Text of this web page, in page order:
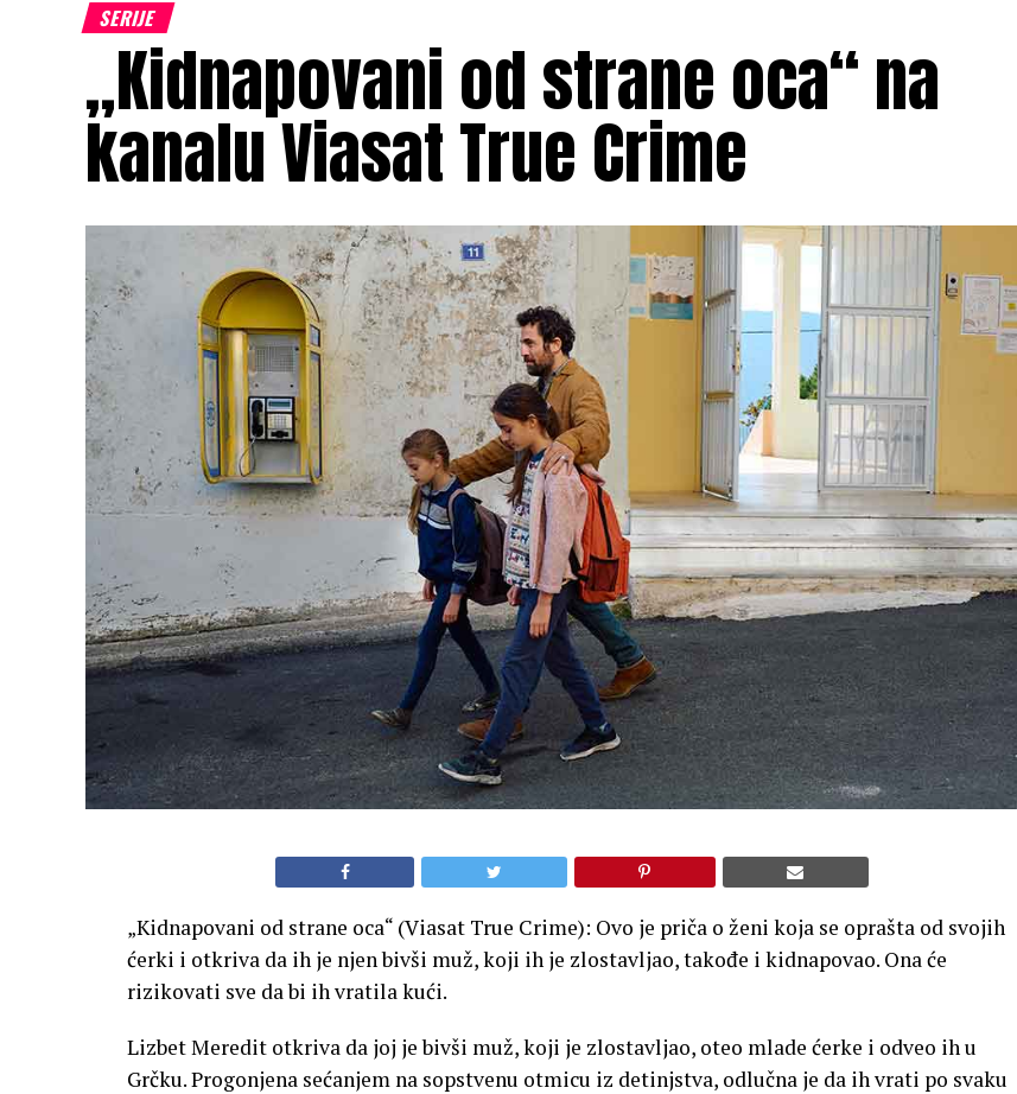
SERIJE
„Kidnapovani od strane oca“ na
kanalu Viasat True Crime
„Kidnapovani od strane oca“ (Viasat True Crime): Ovo je priča o ženi koja se oprašta od svojih
ćerki i otkriva da ih je njen bivši muž, koji ih je zlostavljao, takođe i kidnapovao. Ona će
rizikovati sve da bi ih vratila kući.
Lizbet Meredit otkriva da joj je bivši muž, koji je zlostavljao, oteo mlade ćerke i odveo ih u
Grčku. Progonjena sećanjem na sopstvenu otmicu iz detinjstva, odlučna je da ih vrati po svaku